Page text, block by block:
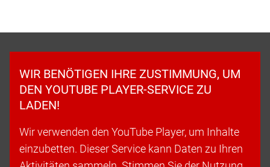
WIR BENÖTIGEN IHRE ZUSTIMMUNG, UM
DEN YOUTUBE PLAYER-SERVICE ZU
LADEN!
Wir verwenden den YouTube Player, um Inhalte
einzubetten. Dieser Service kann Daten zu Ihren